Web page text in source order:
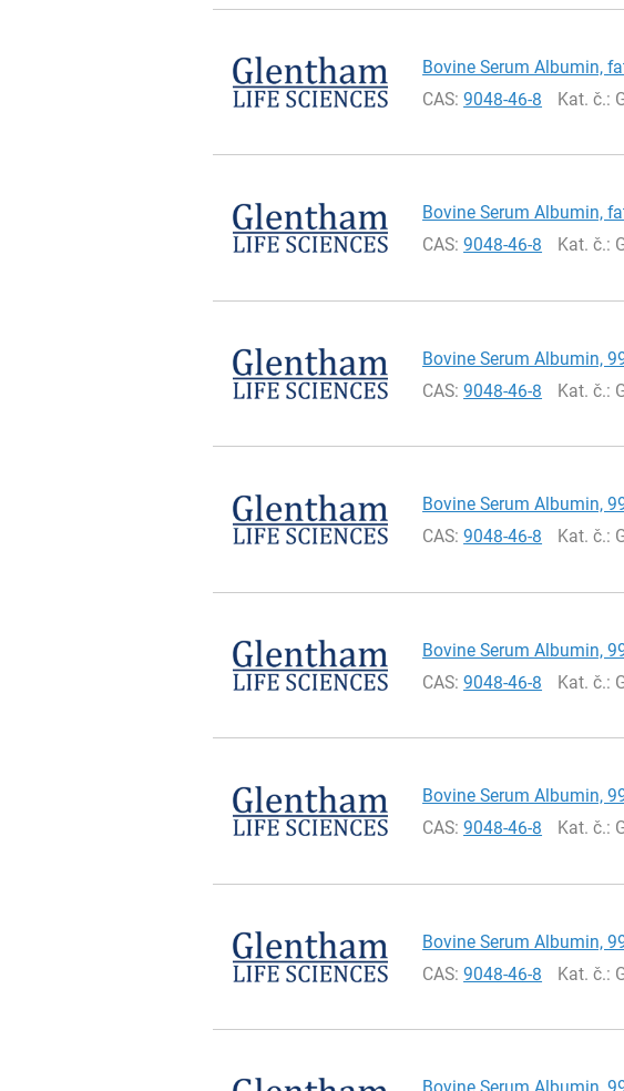
Bovine Serum Albumin,
CAS:9048-46-8 Kat. č.:
Bovine Serum Albumin,
CAS:9048-46-8 Kat. č.:
Bovine Serum Albumin,
CAS:9048-46-8 Kat. č.:
Bovine Serum Albumin,
CAS:9048-46-8 Kat. č.:
Bovine Serum Albumin,
CAS:9048-46-8 Kat. č.:
Bovine Serum Albumin,
CAS:9048-46-8 Kat. č.:
Bovine Serum Albumin,
CAS:9048-46-8 Kat. č.: